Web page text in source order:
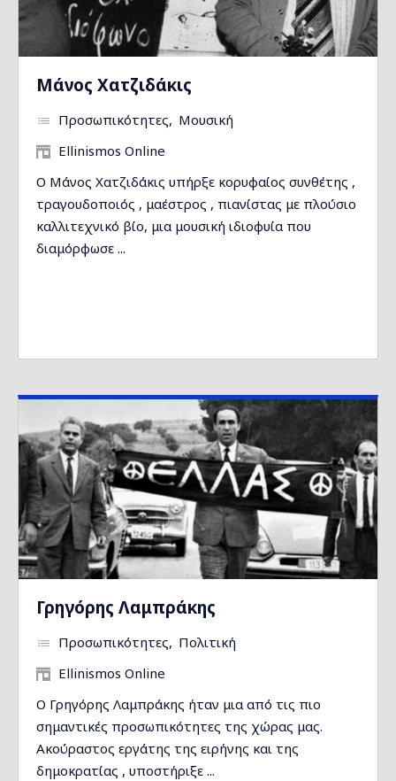
Μάνος Χατζιδάκις
Προσωπικότητες
Μουσική
Ellinismos Online
Ο Μάνος Χατζιδάκις υπήρξε κορυφαίος συνθέτης ,
τραγουδοποιός , μαέστρος , πιανίστας με πλούσιο
καλλιτεχνικό βίο, μια μουσική ιδιοφυία που
διαμόρφωσε ...
Γρηγόρης Λαμπράκης
Προσωπικότητες
Πολιτική
Ellinismos Online
Ο Γρηγόρης Λαμπράκης ήταν μια από τις πιο
σημαντικές προσωπικότητες της χώρας μας.
Ακούραστος εργάτης της ειρήνης και της
δημοκρατίας , υποστήριξε ...